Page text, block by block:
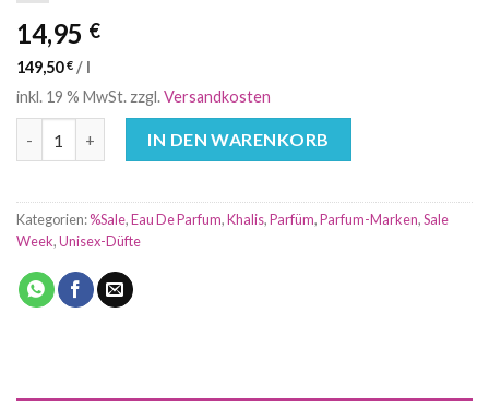
14,95 €
149,50€ / l
inkl. 19 % MwSt. zzgl.Versandkosten
IN DEN WARENKORB
Kategorien:%Sale,Eau De Parfum,Khalis,Parfüm,Parfum-Marken,Sale
Week,Unisex-Düfte